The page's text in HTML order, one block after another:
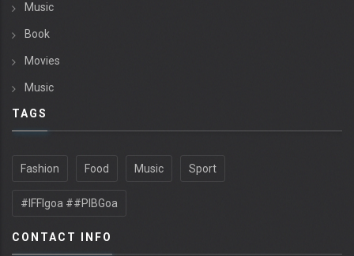
Music
Book
Movies
Music
TAGS
Fashion Food Music Sport
#IFFIgoa ##PIBGoa
CONTACT INFO